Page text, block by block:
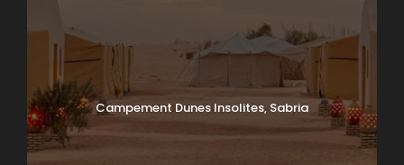
Campement Dunes Insolites, Sabria